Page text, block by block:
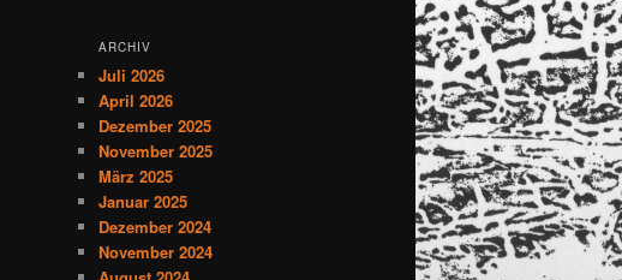
ARCHIV
Juli 2026
April 2026
Dezember 2025
November 2025
März 2025
Januar 2025
Dezember 2024
November 2024